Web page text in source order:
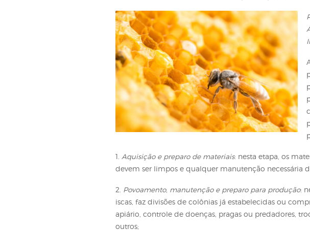
Como realizar o
1.